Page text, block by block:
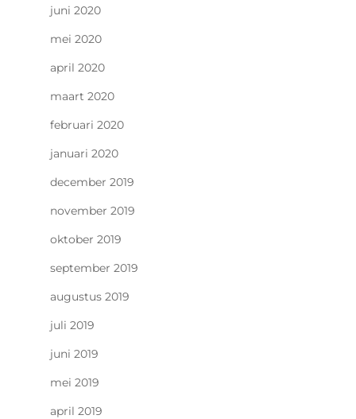
juni 2020
mei 2020
april 2020
maart 2020
februari 2020
januari 2020
december 2019
november 2019
oktober 2019
september 2019
augustus 2019
juli 2019
juni 2019
mei 2019
april 2019